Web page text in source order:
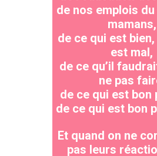
de nos emplois
mamans,
de ce qui est
est mal,
de ce qu’il
ne pas
de ce qui est bon
de ce qui est bon
Et quand on ne
pas leurs